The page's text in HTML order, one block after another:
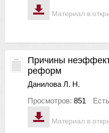
Материал в
Материал в
Причины
реформ
Данилова Л. Н.
Просмотров: 851 Есть